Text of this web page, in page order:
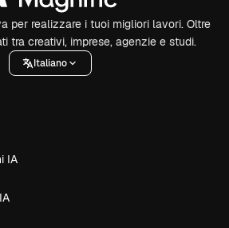
per realizzare i tuoi migliori lavori. Oltre
tra creativi, imprese, agenzie e studi.
Italiano
IA